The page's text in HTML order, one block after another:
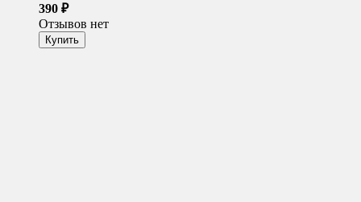
390 ₽
Отзывов нет